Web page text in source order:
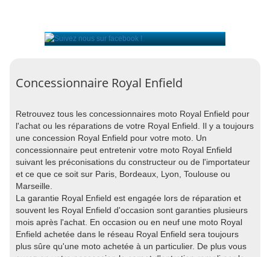
Concessionnaire Royal Enfield
Retrouvez tous les concessionnaires moto Royal Enfield pour
l'achat ou les réparations de votre Royal Enfield. Il y a toujours
une concession Royal Enfield pour votre moto. Un
concessionnaire peut entretenir votre moto Royal Enfield
suivant les préconisations du constructeur ou de l'importateur
et ce que ce soit sur Paris, Bordeaux, Lyon, Toulouse ou
Marseille.
La garantie Royal Enfield est engagée lors de réparation et
souvent les Royal Enfield d'occasion sont garanties plusieurs
mois après l'achat. En occasion ou en neuf une moto Royal
Enfield achetée dans le réseau Royal Enfield sera toujours
plus sûre qu'une moto achetée à un particulier. De plus vous